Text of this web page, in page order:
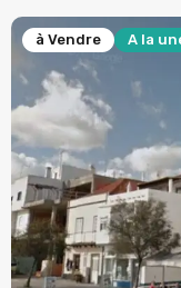
à Vendre A la